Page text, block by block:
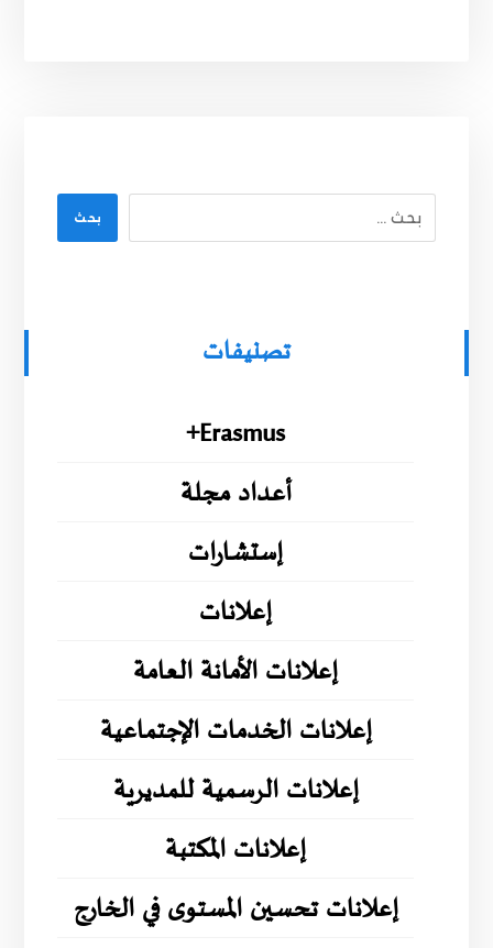
بحث
تصنيفات
Erasmus+
أعداد مجلة
إستشارات
إعلانات
إعلانات الأمانة العامة
إعلانات الخدمات الإجتماعية
إعلانات الرسمية للمديرية
إعلانات المكتبة
إعلانات تحسين المستوى في الخارج